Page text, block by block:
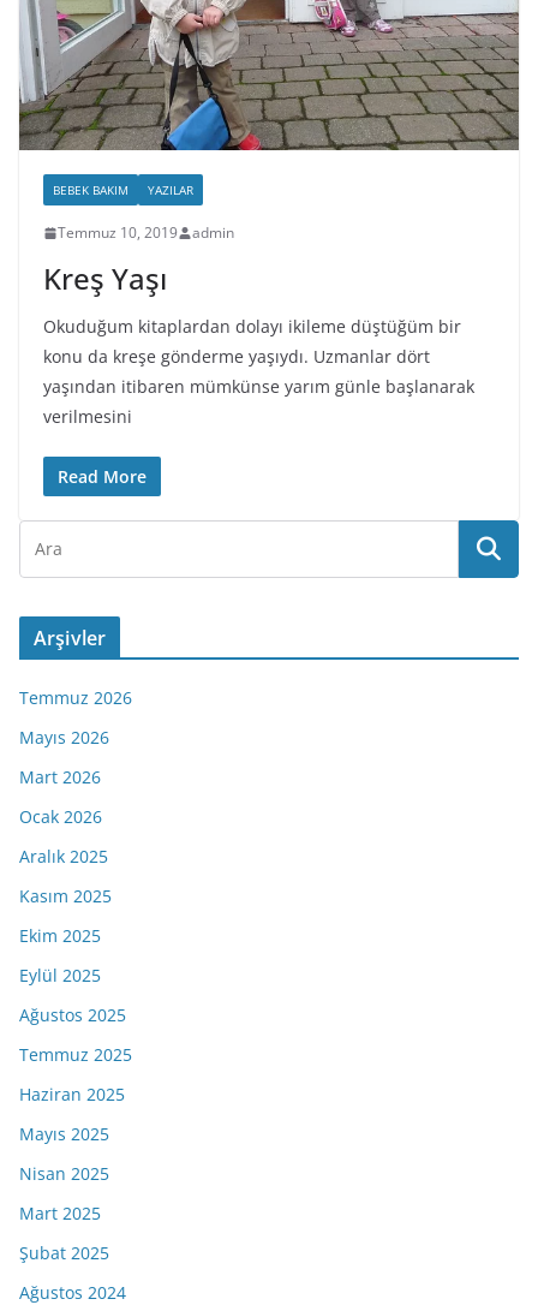
BEBEK BAKIM YAZILAR
Temmuz 10, 2019 admin
Kreş Yaşı
Okuduğum kitaplardan dolayı ikileme düştüğüm bir
konu da kreşe gönderme yaşıydı. Uzmanlar dört
yaşından itibaren mümkünse yarım günle başlanarak
verilmesini
Read More
Arşivler
Temmuz 2026
Mayıs 2026
Mart 2026
Ocak 2026
Aralık 2025
Kasım 2025
Ekim 2025
Eylül 2025
Ağustos 2025
Temmuz 2025
Haziran 2025
Mayıs 2025
Nisan 2025
Mart 2025
Şubat 2025
Ağustos 2024